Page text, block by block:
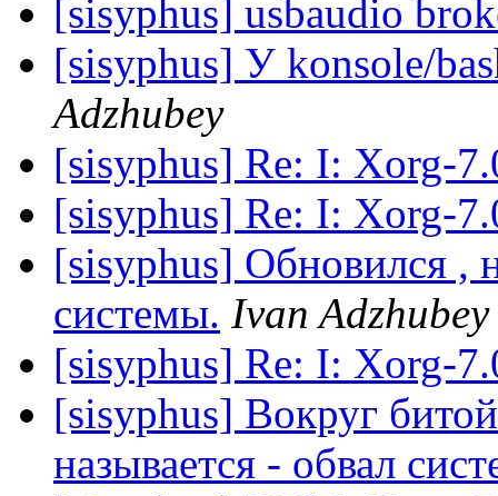
[sisyphus] usbaudio
[sisyphus] У konsole/
Adzhubey
[sisyphus] Re: I: Xorg-
[sisyphus] Re: I: Xorg-
[sisyphus] Обновился ,
системы. Ivan Adzhubey
[sisyphus] Re: I: Xorg-
[sisyphus] Вокруг
называется - обвал